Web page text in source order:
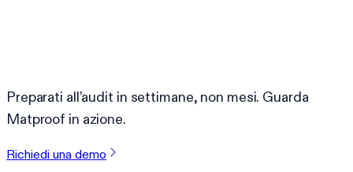
Preparati all’audit in settimane, non mesi. Guarda
Matproof in azione.
Richiedi una demo